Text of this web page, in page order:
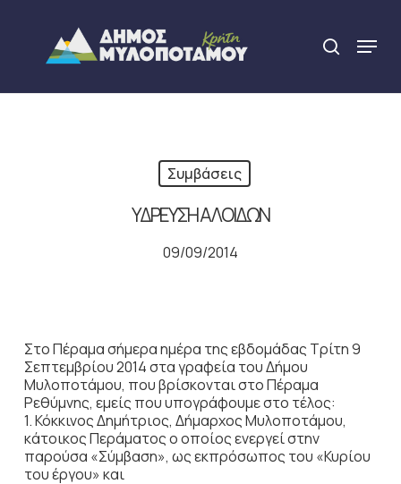
content
search
Menu
Συμβάσεις
ΥΔΡΕΥΣΗ ΑΛΟΙΔΩΝ
09/09/2014
Στο Πέραμα σήμερα ημέρα της εβδομάδας Τρίτη 9
Σεπτεμβρίου 2014 στα γραφεία του Δήμου
Μυλοποτάμου, που βρίσκονται στο Πέραμα
Ρεθύμνης, εμείς που υπογράφουμε στο τέλος:
1. Κόκκινος Δημήτριος, Δήμαρχος Μυλοποτάμου,
κάτοικος Περάματος ο οποίος ενεργεί στην
παρούσα «Σύμβαση», ως εκπρόσωπος του «Κυρίου
του έργου» και
Close